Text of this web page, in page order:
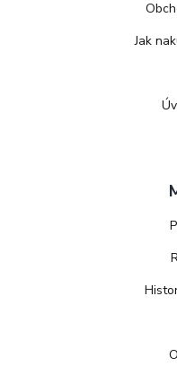
Jak